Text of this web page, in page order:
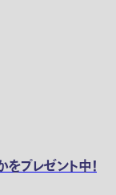
プレゼント中！